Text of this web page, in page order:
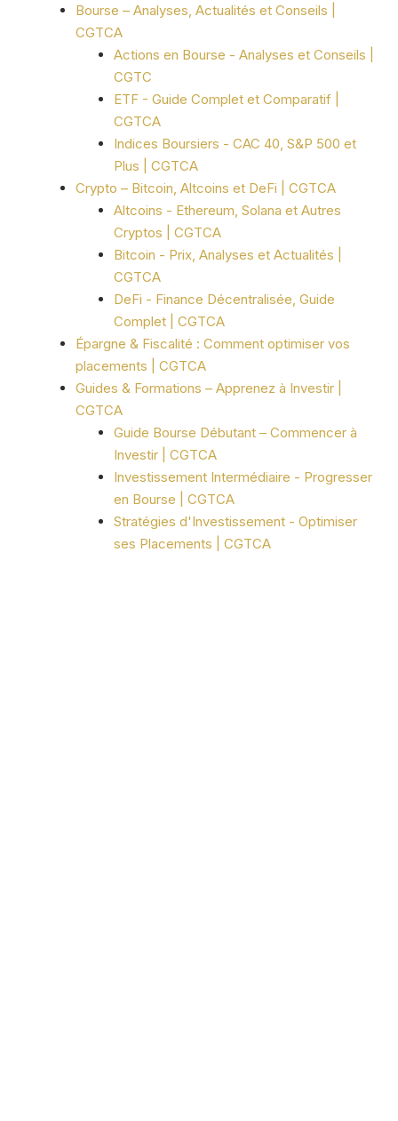
Bourse – Analyses, Actualités et Conseils |
CGTCA
Actions en Bourse - Analyses et Conseils |
CGTC
ETF - Guide Complet et Comparatif |
CGTCA
Indices Boursiers - CAC 40, S&P 500 et
Plus | CGTCA
Crypto – Bitcoin, Altcoins et DeFi | CGTCA
Altcoins - Ethereum, Solana et Autres
Cryptos | CGTCA
Bitcoin - Prix, Analyses et Actualités |
CGTCA
DeFi - Finance Décentralisée, Guide
Complet | CGTCA
Épargne & Fiscalité : Comment optimiser vos
placements | CGTCA
Guides & Formations – Apprenez à Investir |
CGTCA
Guide Bourse Débutant – Commencer à
Investir | CGTCA
Investissement Intermédiaire - Progresser
en Bourse | CGTCA
Stratégies d'Investissement - Optimiser
ses Placements | CGTCA